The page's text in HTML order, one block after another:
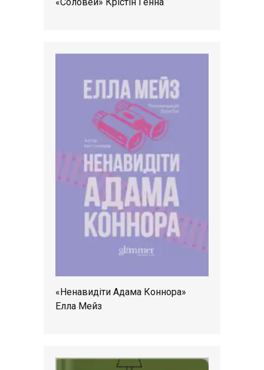
«Ненавидіти Адама Коннора»
Елла Мейз